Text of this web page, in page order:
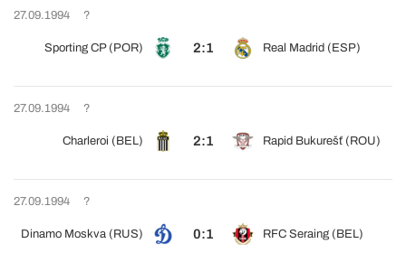
27.09.1994 ?
Sporting CP (POR) 2:1 Real Madrid (ESP)
27.09.1994 ?
Charleroi (BEL) 2:1 Rapid Bukurešť (ROU)
27.09.1994 ?
Dinamo Moskva (RUS) 0:1 RFC Seraing (BEL)